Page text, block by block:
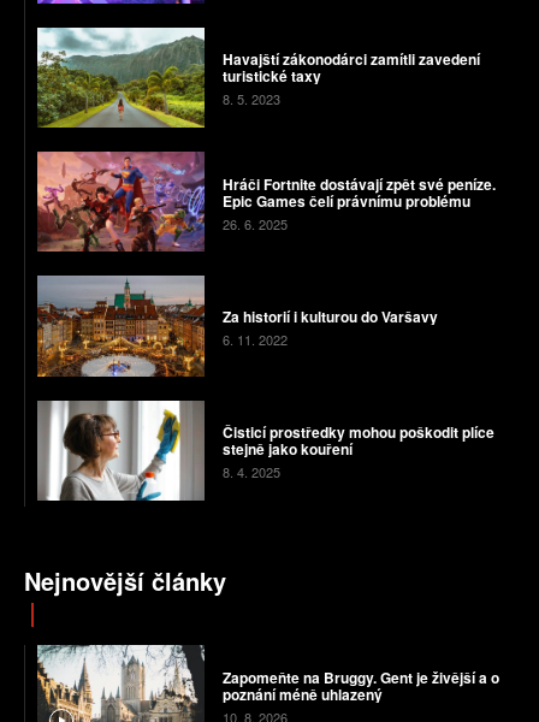
Havajští zákonodárci zamítli zavedení
turistické taxy
8. 5. 2023
Hráči Fortnite dostávají zpět své peníze.
Epic Games čelí právnímu problému
26. 6. 2025
Za historií i kulturou do Varšavy
6. 11. 2022
Čisticí prostředky mohou poškodit plíce
stejně jako kouření
8. 4. 2025
Nejnovější články
Zapomeňte na Bruggy. Gent je živější a o
poznání méně uhlazený
10. 8. 2026